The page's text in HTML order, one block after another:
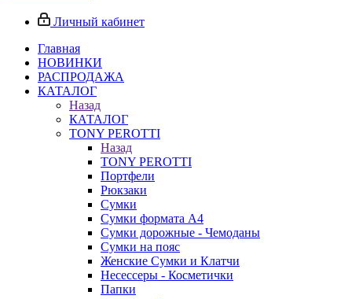
Личный кабинет
Главная
НОВИНКИ
РАСПРОДАЖА
КАТАЛОГ
Назад
КАТАЛОГ
TONY PEROTTI
Назад
TONY PEROTTI
Портфели
Рюкзаки
Сумки
Сумки формата А4
Сумки дорожные - Чемоданы
Сумки на пояс
Женские Сумки и Клатчи
Несессеры - Косметички
Папки